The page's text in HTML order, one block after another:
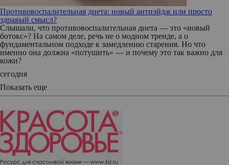
Противовоспалительная диета: новый антиэйдж или просто
здравый смысл?
Слышали, что противовоспалительная диета — это «новый
ботокс»? На самом деле, речь не о модном тренде, а о
фундаментальном подходе к замедлению старения. Но что
именно она должна «потушить» — и почему это так важно для
кожи?
сегодня
Показать еще